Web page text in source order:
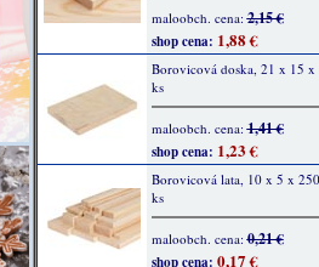
maloobch. cena:2,15 €
shop cena: 1,88 €
Borovicová doska, 21 x 15 x
ks
maloobch. cena:1,41 €
shop cena: 1,23 €
Borovicová lata, 10 x 5 x
ks
maloobch. cena:0,21 €
shop cena: 0,17 €